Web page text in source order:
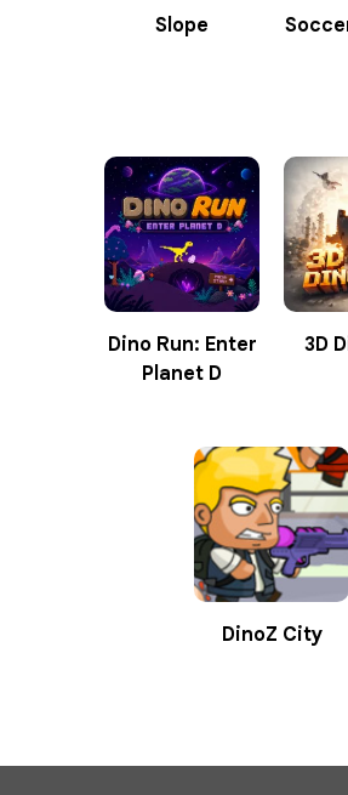
Slope
Dino Run: Enter
Planet D
3D
DinoZ City